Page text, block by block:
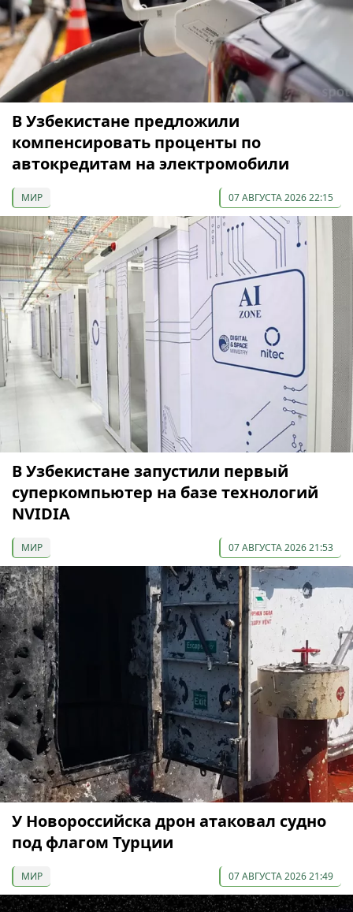
В Узбекистане предложили
компенсировать проценты по
автокредитам на электромобили
МИР 07 АВГУСТА 2026 22:15
В Узбекистане запустили первый
суперкомпьютер на базе технологий
NVIDIA
МИР 07 АВГУСТА 2026 21:53
У Новороссийска дрон атаковал судно
под флагом Турции
МИР 07 АВГУСТА 2026 21:49